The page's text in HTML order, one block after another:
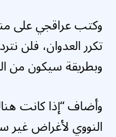
وكتب عراقجي على
تكرر العدوان، فلن
وبطريقة سيكون من
وأضاف “إذا كانت
النووي لأغراض غير